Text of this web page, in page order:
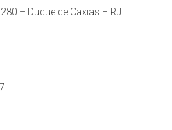
– Duque de Caxias – RJ